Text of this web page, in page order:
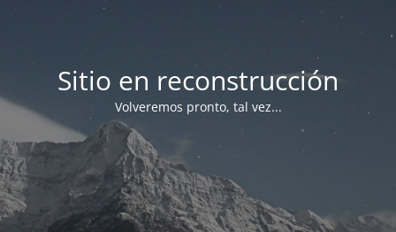
Sitio en reconstrucción
Volveremos pronto, tal vez...